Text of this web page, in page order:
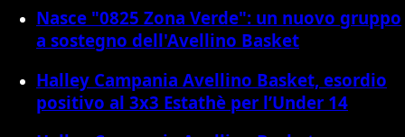
Nasce "0825 Zona Verde": un nuovo gruppo
a sostegno dell'Avellino Basket
Halley Campania Avellino Basket, esordio
positivo al 3x3 Estathè per l’Under 14